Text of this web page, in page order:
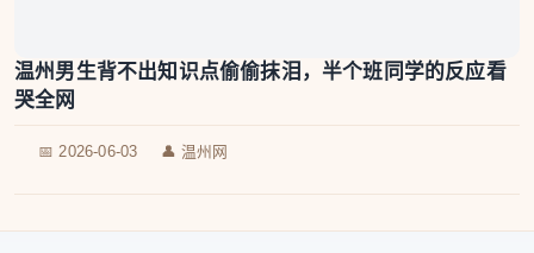
温州男生背不出知识点偷偷抹泪，半个班同学的反应看
哭全网
📅 2026-06-03 👤 温州网